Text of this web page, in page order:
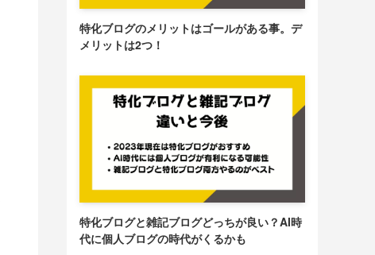
特化ブログのメリットはゴールがある事。デ
メリットは2つ！
特化ブログと雑記ブログどっちが良い？AI時
代に個人ブログの時代がくるかも